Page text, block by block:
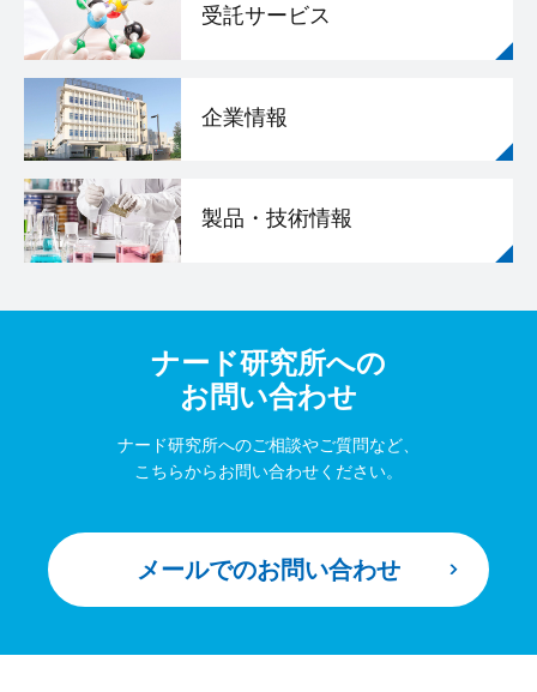
受託サービス
企業情報
製品・技術情報
ナード研究所への
お問い合わせ
ナード研究所へのご相談やご質問など、
こちらからお問い合わせください。
メールでのお問い合わせ